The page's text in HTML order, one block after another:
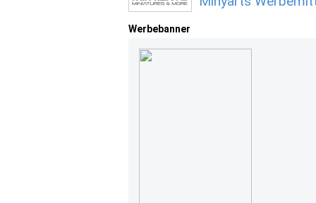
Werbebanner